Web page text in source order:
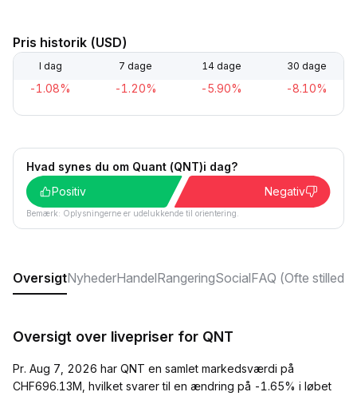
Pris historik (USD)
I dag 7 dage 14 dage 30 dage
-1.08% -1.20% -5.90% -8.10%
Hvad synes du om Quant (QNT)i dag?
Positiv
Negativ
Bemærk: Oplysningerne er udelukkende til orientering.
OversigtNyhederHandelRangeringSocialFAQ (Ofte stillede
Oversigt over livepriser for QNT
Pr. Aug 7, 2026 har QNT en samlet markedsværdi på
CHF696.13M, hvilket svarer til en ændring på -1.65% i løbet